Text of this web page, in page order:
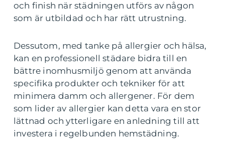
och finish när städningen utförs av någon
som är utbildad och har rätt utrustning.
Dessutom, med tanke på allergier och hälsa,
kan en professionell städare bidra till en
bättre inomhusmiljö genom att använda
specifika produkter och tekniker för att
minimera damm och allergener. För dem
som lider av allergier kan detta vara en stor
lättnad och ytterligare en anledning till att
investera i regelbunden hemstädning.